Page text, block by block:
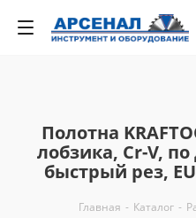
Полотна
лобзика, Cr-V,
быстрый рез,
Главная - Каталог -